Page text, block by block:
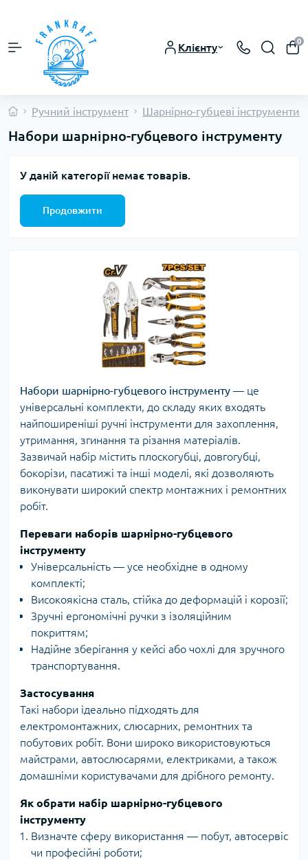
Клієнту
0
Ручний інструмент Шарнірно-губцеві інструменти
Набори шарнірно-губцевого інструменту
У даній категорії немає товарів.
Продовжити
Набори шарнірно-губцевого інструменту — це
універсальні комплекти, до складу яких входять
найпоширеніші ручні інструменти для захоплення,
утримання, згинання та різання матеріалів.
Зазвичай набір містить плоскогубці, довгогубці,
бокорізи, пасатижі та інші моделі, які дозволяють
виконувати широкий спектр монтажних і ремонтних
робіт.
Переваги наборів шарнірно-губцевого
інструменту
Універсальність — усе необхідне в одному
комплекті;
Високоякісна сталь, стійка до деформацій і корозії;
Зручні ергономічні ручки з ізоляційним
покриттям;
Надійне зберігання у кейсі або чохлі для зручного
транспортування.
Застосування
Такі набори ідеально підходять для
електромонтажних, слюсарних, ремонтних та
побутових робіт. Вони широко використовуються
майстрами, автослюсарями, електриками, а також
домашніми користувачами для дрібного ремонту.
Як обрати набір шарнірно-губцевого
інструменту
Визначте сферу використання — побут, автосервіс
чи професійні роботи;